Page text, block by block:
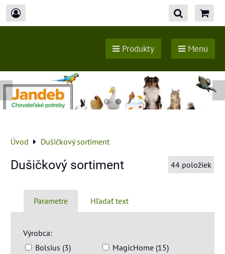
Produkty Menu
Úvod Dušičkový sortiment
Dušičkový sortiment 44 položiek
Parametre Hľadať text
Výrobca:
Bolsius (3)
MagicHome (15)